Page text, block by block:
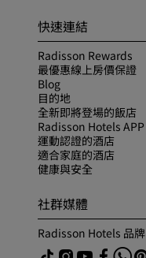
快速連結
Radisson Rewards
最優惠線上房價保證
Blog
目的地
全新即將登場的飯店
Radisson Hotels APP
運動認證的酒店
適合家庭的酒店
健康與安全
社群媒體
Radisson Hotels 品牌